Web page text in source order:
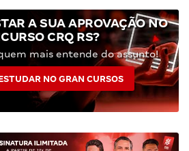
A SUA APROVAÇÃO NO
CRQ RS?
mais entende do assunto!
NO GRAN CURSOS